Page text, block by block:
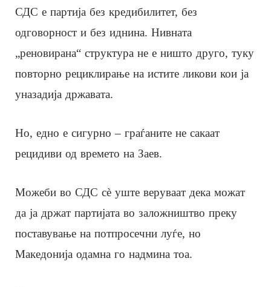
СДС е партија без кредибилитет, без
одговорност и без иднина. Нивната
„реновирана“ структура не е ништо друго, туку
повторно рециклирање на истите ликови кои ја
уназадија државата.
Но, едно е сигурно – граѓаните не сакаат
рецидиви од времето на Заев.
Можеби во СДС сè уште веруваат дека можат
да ја држат партијата во заложништво преку
поставување на потпросечни луѓе, но
Македонија одамна го надмина тоа.